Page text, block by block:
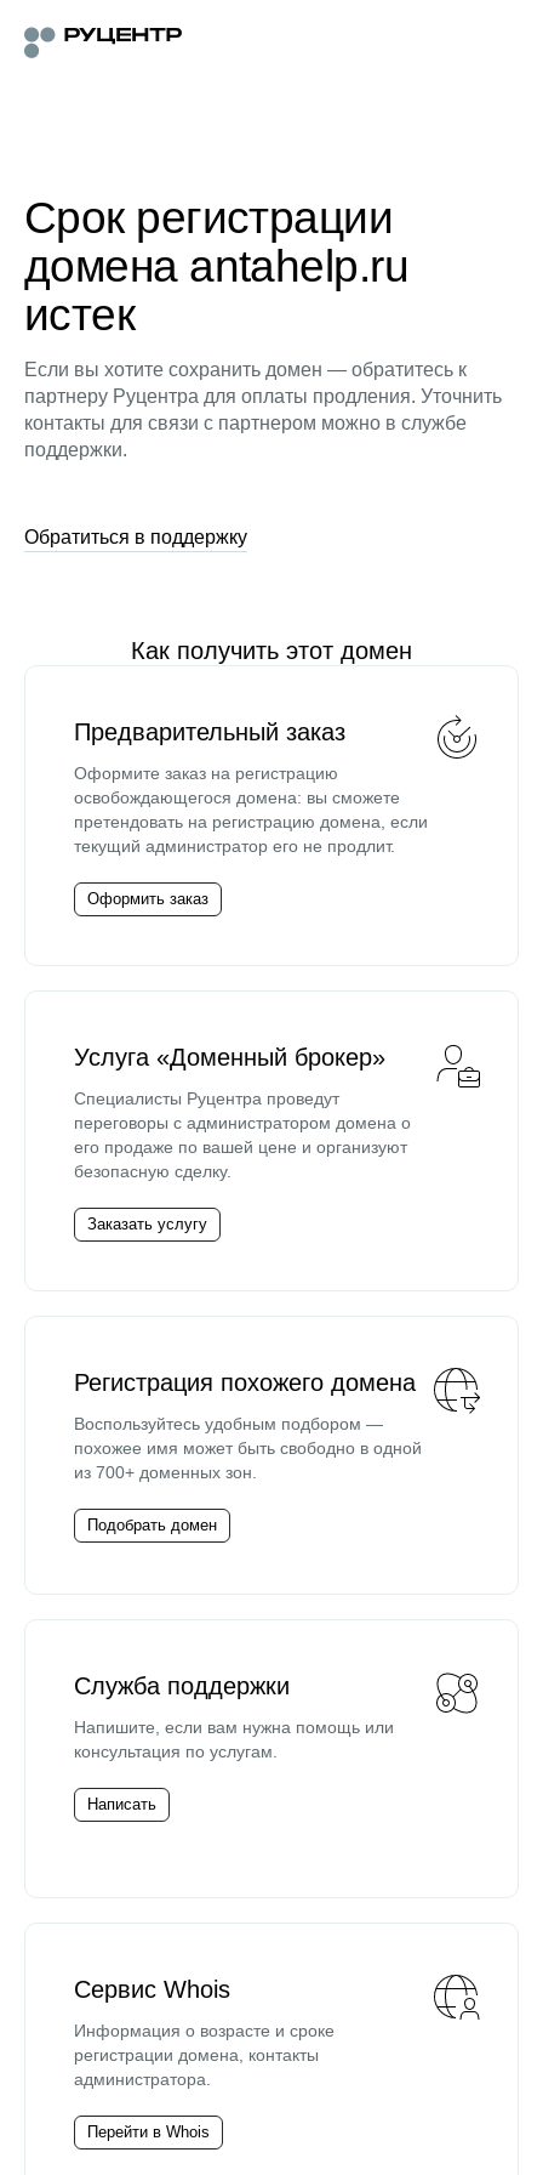
Срок регистрации
домена antahelp.ru
истек
Если вы хотите сохранить домен — обратитесь к
партнеру Руцентра для оплаты продления. Уточнить
контакты для связи с партнером можно в службе
поддержки.
Обратиться в поддержку
Как получить этот домен
Предварительный заказ
Оформите заказ на регистрацию
освобождающегося домена: вы сможете
претендовать на регистрацию домена, если
текущий администратор его не продлит.
Оформить заказ
Услуга «Доменный брокер»
Специалисты Руцентра проведут
переговоры с администратором домена о
его продаже по вашей цене и организуют
безопасную сделку.
Заказать услугу
Регистрация похожего домена
Воспользуйтесь удобным подбором —
похожее имя может быть свободно в одной
из 700+ доменных зон.
Подобрать домен
Служба поддержки
Напишите, если вам нужна помощь или
консультация по услугам.
Написать
Сервис Whois
Информация о возрасте и сроке
регистрации домена, контакты
администратора.
Перейти в Whois